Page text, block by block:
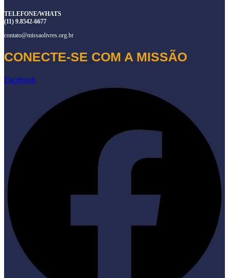
TELEFONE/WHATS
(11) 9.8542-6677
contato@missaolivres.org.br
CONECTE-SE COM A MISSÃO
Facebook